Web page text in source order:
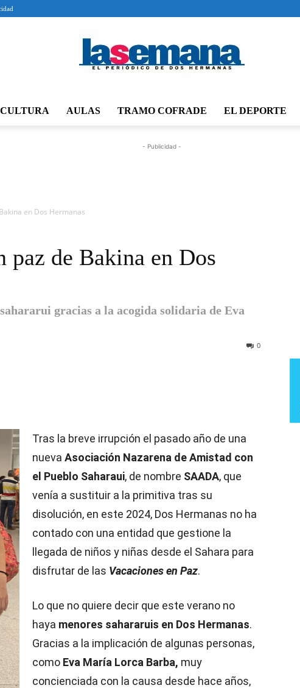
AULAS TRAMO COFRADE EL DEPORTE
- Publicidad -
en Dos Hermanas
paz de Bakina en Dos
gracias a la acogida solidaria de Eva
0
Tras la breve irrupción el pasado año de una
nueva Asociación Nazarena de Amistad con
el Pueblo Saharaui, de nombre SAADA, que
venía a sustituir a la primitiva tras su
disolución, en este 2024, Dos Hermanas no ha
contado con una entidad que gestione la
llegada de niños y niñas desde el Sahara para
disfrutar de las Vacaciones en Paz.
Lo que no quiere decir que este verano no
haya menores sahararuis en Dos Hermanas.
Gracias a la implicación de algunas personas,
como Eva María Lorca Barba, muy
concienciada con la causa desde hace años,